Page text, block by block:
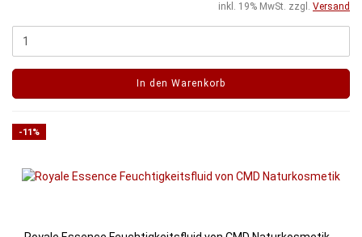
inkl. 19% MwSt. zzgl. Versand
In den Warenkorb
-11%